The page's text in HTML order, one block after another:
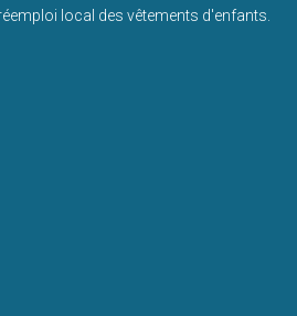
local des vêtements d'enfants.